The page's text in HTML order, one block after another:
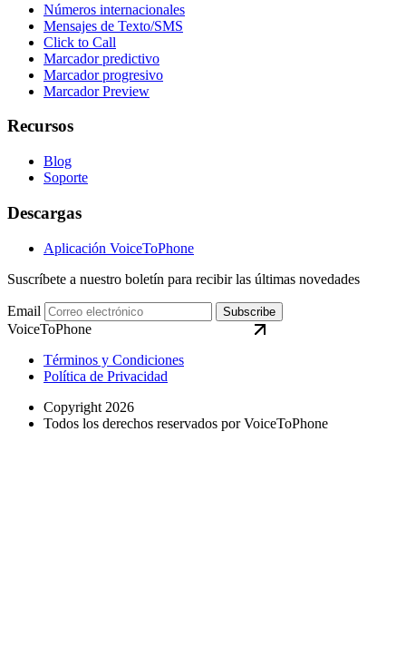
Números internacionales
Mensajes de Texto/SMS
Click to Call
Marcador predictivo
Marcador progresivo
Marcador Preview
Recursos
Blog
Soporte
Descargas
Aplicación VoiceToPhone
Suscríbete a nuestro boletín para recibir las últimas novedades
Email Subscribe
VoiceToPhone
Términos y Condiciones
Política de Privacidad
Copyright 2026
Todos los derechos reservados por VoiceToPhone